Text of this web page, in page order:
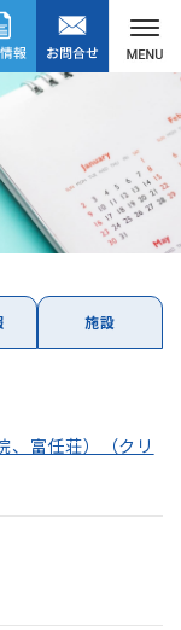
施設
、富任荘）（クリ